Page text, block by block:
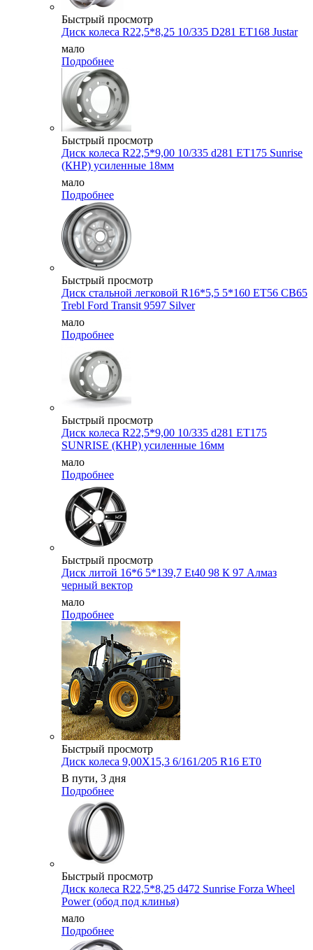
Быстрый просмотр
Диск колеса R22,5*8,25 10/335 D281 ET168 Justar
мало
Подробнее
Быстрый просмотр
Диск колеса R22,5*9,00 10/335 d281 ET175 Sunrise
(КНР) усиленные 18мм
мало
Подробнее
Быстрый просмотр
Диск стальной легковой R16*5,5 5*160 ET56 CB65
Trebl Ford Transit 9597 Silver
мало
Подробнее
Быстрый просмотр
Диск колеса R22,5*9,00 10/335 d281 ET175
SUNRISE (КНР) усиленные 16мм
мало
Подробнее
Быстрый просмотр
Диск литой 16*6 5*139,7 Et40 98 К 97 Алмаз
черный вектор
мало
Подробнее
Быстрый просмотр
Диск колеса 9,00X15,3 6/161/205 R16 ET0
В пути, 3 дня
Подробнее
Быстрый просмотр
Диск колеса R22,5*8,25 d472 Sunrise Forza Wheel
Power (обод под клинья)
мало
Подробнее